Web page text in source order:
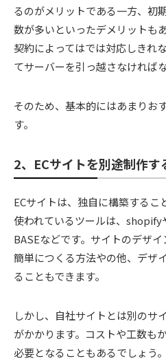
るのがメリットである一方、初
数が多いといったデメリットも
契約によってはでは対応しきれ
てサーバーを引っ越さなければ
そのため、基本的にはあまりお
す。
2、ECサイトを別途制作す
ECサイトは、独自に構築する
使われているツールは、shopify
BASEなどです。サイトのデザ
簡単につくる方法やの他、デザ
ることもできます。
しかし、自社サイトとは別のサ
がかかります。コストや工数も
必要となることもあるでしょう。